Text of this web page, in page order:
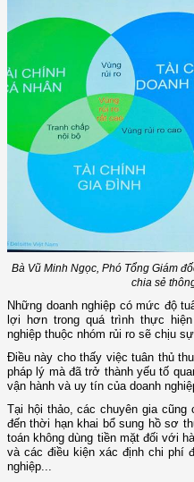
Bà Vũ Minh Ngọc, Phó Tổng Giám
chia sẻ
Những doanh nghiệp có mức độ
lợi hơn trong quá trình thực
nghiệp thuộc nhóm rủi ro sẽ chịu
Điều này cho thấy việc tuân thủ
pháp lý mà đã trở thành yếu tố
vận hành và uy tín của doanh
Tại hội thảo, các chuyên gia cũng
đến thời hạn khai bổ sung hồ sơ
toán không dùng tiền mặt đối với
và các điều kiện xác định chi phí
nghiệp...